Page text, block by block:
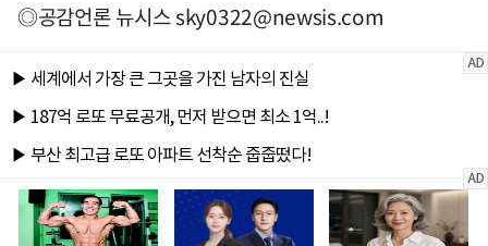
◎공감언론 뉴시스sky0322@newsis.com